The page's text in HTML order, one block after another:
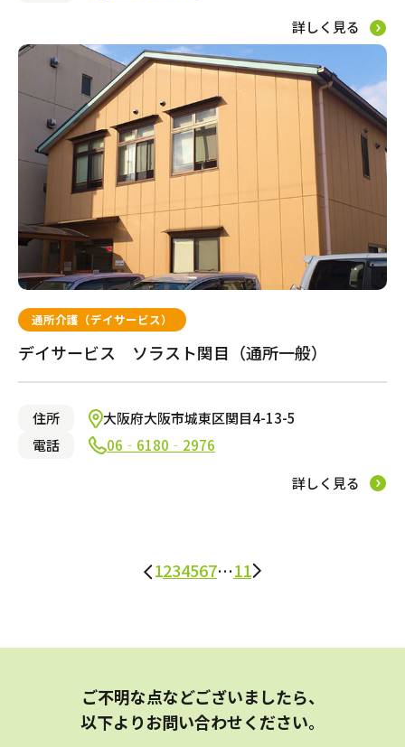
詳しく見る
通所介護（デイサービス）
デイサービス ソラスト関目（通所一般）
住所
大阪府大阪市城東区関目4-13-5
電話
06‐6180‐2976
詳しく見る
1234567…11
ご不明な点などございましたら、
以下よりお問い合わせください。